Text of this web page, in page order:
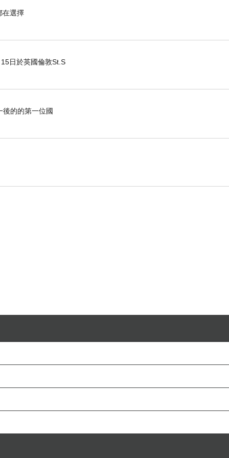
在選擇
日於英國倫敦St.S
的的第一位國